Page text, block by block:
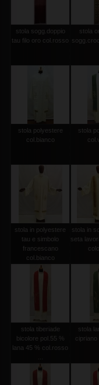
stola sogg.doppio
tau filo oro col.rosso
stola
stola polyestere
col.bianco
stola
stola in polyestere
tau e simbolo
francescano
col.bianco
stola in
seta
stola tiberiade
bicolore pol.55 %
lana 45 % col.rosso
stola